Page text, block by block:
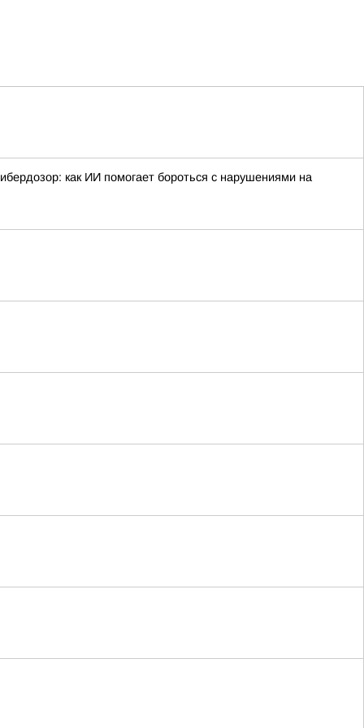
как ИИ помогает бороться с нарушениями на